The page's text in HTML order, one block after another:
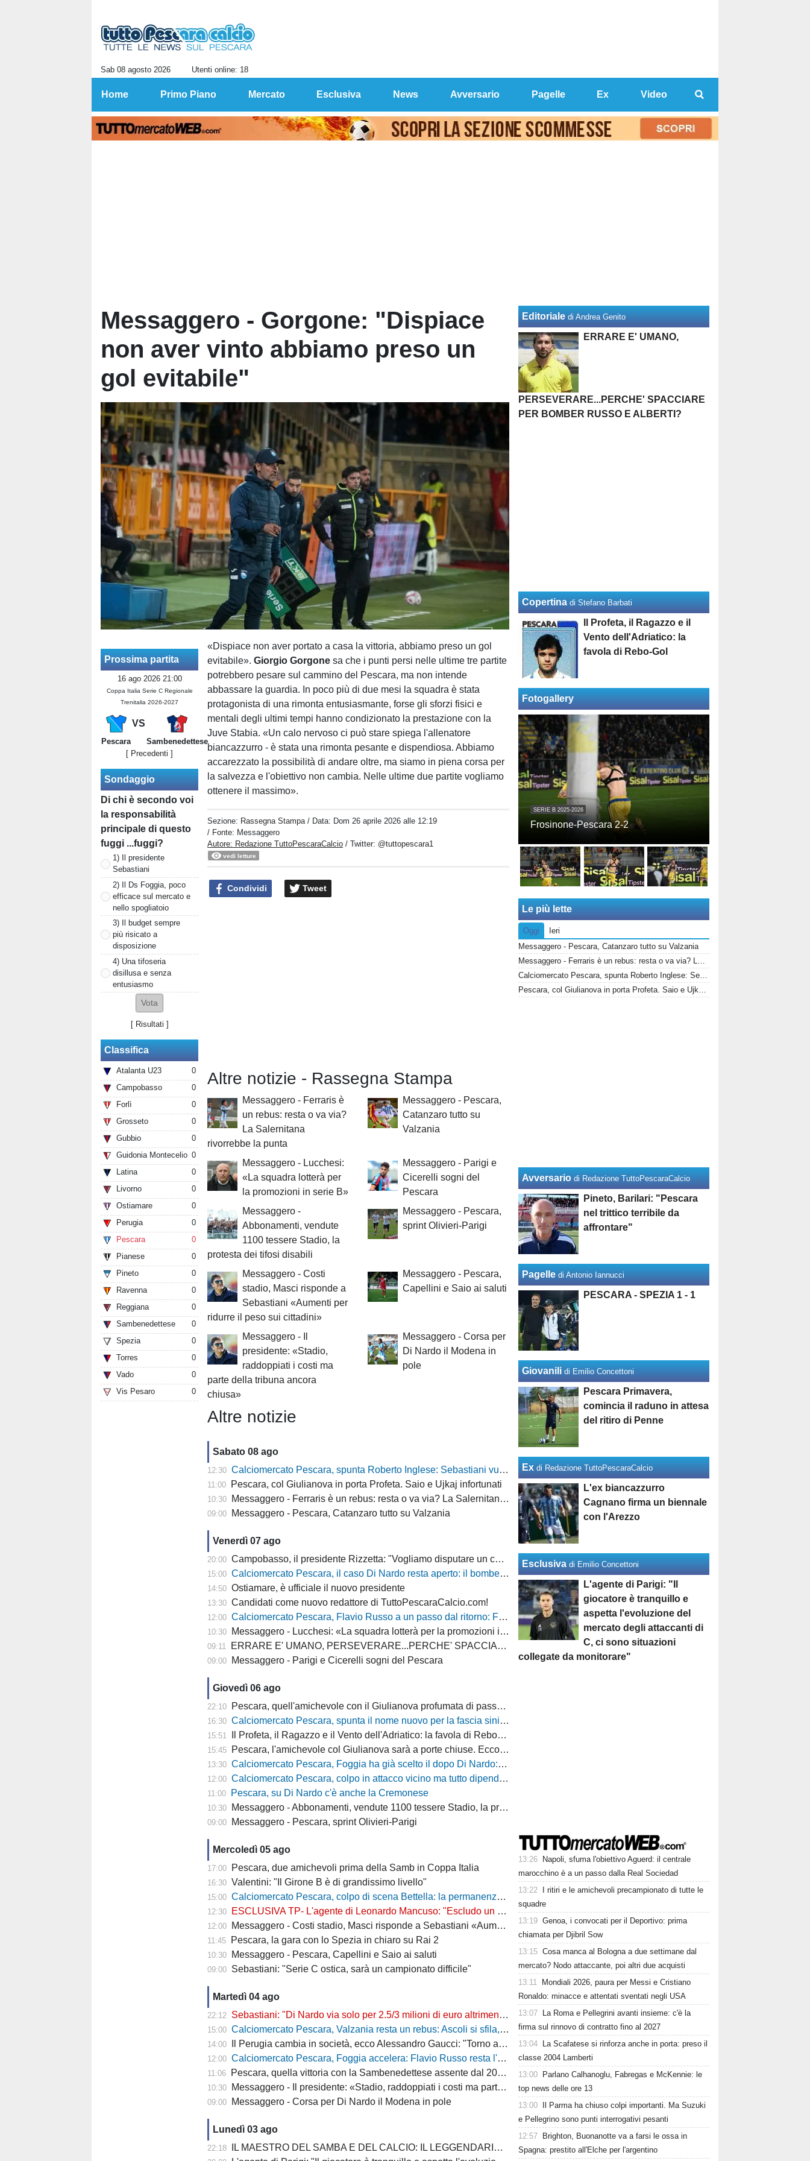
Sab 08 agosto 2026 Utenti online: 18
Home Primo Piano Mercato Esclusiva News Avversario Pagelle Ex Video
Messaggero - Gorgone: "Dispiace
non aver vinto abbiamo preso un
gol evitabile"
Prossima partita
16 ago 2026 21:00
Coppa Italia Serie C Regionale
Trenitalia 2026-2027
VS
Pescara
Sambenedettese
[ Precedenti ]
Sondaggio
Di chi è secondo voi
la responsabilità
principale di questo
fuggi ...fuggi?
1) Il presidente
Sebastiani
2) Il Ds Foggia, poco
efficace sul mercato e
nello spogliatoio
3) Il budget sempre
più risicato a
disposizione
4) Una tifoseria
disillusa e senza
entusiasmo
[ Risultati ]
Classifica
Atalanta U23
0
Campobasso
0
Forlì
0
Grosseto
0
Gubbio
0
Guidonia Montecelio 0
Latina
0
Livorno
0
Ostiamare
0
Perugia
0
Pescara
0
Pianese
0
Pineto
0
Ravenna
0
Reggiana
0
Sambenedettese
0
Spezia
0
Torres
0
Vado
0
Vis Pesaro
0
«Dispiace non aver portato a casa la vittoria, abbiamo preso un gol
evitabile».Giorgio Gorgone sa che i punti persi nelle ultime tre partite
potrebbero pesare sul cammino del Pescara, ma non intende
abbassare la guardia. In poco più di due mesi la squadra è stata
protagonista di una rimonta entusiasmante, forse gli sforzi fisici e
mentali degli ultimi tempi hanno condizionato la prestazione con la
Juve Stabia. «Un calo nervoso ci può stare spiega l'allenatore
biancazzurro - è stata una rimonta pesante e dispendiosa. Abbiamo
accarezzato la possibilità di andare oltre, ma siamo in piena corsa per
la salvezza e l'obiettivo non cambia. Nelle ultime due partite vogliamo
ottenere il massimo».
Sezione: Rassegna Stampa / Data: Dom 26 aprile 2026 alle 12:19
/ Fonte: Messaggero
Autore: Redazione TuttoPescaraCalcio / Twitter: @tuttopescara1
vedi letture
Condividi Tweet
Altre notizie - Rassegna Stampa
Messaggero - Ferraris è
un rebus: resta o va via?
La Salernitana
rivorrebbe la punta
Messaggero - Pescara,
Catanzaro tutto su
Valzania
Messaggero - Lucchesi:
«La squadra lotterà per
la promozioni in serie B»
Messaggero - Parigi e
Cicerelli sogni del
Pescara
Messaggero -
Abbonamenti, vendute
1100 tessere Stadio, la
protesta dei tifosi disabili
Messaggero - Pescara,
sprint Olivieri-Parigi
Messaggero - Costi
stadio, Masci risponde a
Sebastiani «Aumenti per
ridurre il peso sui cittadini»
Messaggero - Pescara,
Capellini e Saio ai saluti
Messaggero - Il
presidente: «Stadio,
raddoppiati i costi ma
parte della tribuna ancora
chiusa»
Messaggero - Corsa per
Di Nardo il Modena in
pole
Altre notizie
Sabato 08 ago
12:30 Calciomercato Pescara, spunta Roberto Inglese: Sebastiani vuole il bomber d’esperienza
11:00 Pescara, col Giulianova in porta Profeta. Saio e Ujkaj infortunati
10:30 Messaggero - Ferraris è un rebus: resta o va via? La Salernitana rivorrebbe la punta
09:00 Messaggero - Pescara, Catanzaro tutto su Valzania
Venerdì 07 ago
20:00 Campobasso, il presidente Rizzetta: "Vogliamo disputare un campionato di vertice"
15:00 Calciomercato Pescara, il caso Di Nardo resta aperto: il bomber può anche restare in biancazzurro
14:50 Ostiamare, è ufficiale il nuovo presidente
13:30 Candidati come nuovo redattore di TuttoPescaraCalcio.com!
12:00 Calciomercato Pescara, Flavio Russo a un passo dal ritorno: Foggia accelera, il Sassuolo prepara il via libera
10:30 Messaggero - Lucchesi: «La squadra lotterà per la promozioni in serie B»
09:11 ERRARE E' UMANO, PERSEVERARE...PERCHE' SPACCIARE PER BOMBER RUSSO E ALBERTI?
09:00 Messaggero - Parigi e Cicerelli sogni del Pescara
Giovedì 06 ago
22:10 Pescara, quell'amichevole con il Giulianova profumata di passato
16:30 Calciomercato Pescara, spunta il nome nuovo per la fascia sinistra
15:51 Il Profeta, il Ragazzo e il Vento dell'Adriatico: la favola di Rebo-Gol
15:45 Pescara, l'amichevole col Giulianova sarà a porte chiuse. Ecco anche il nuovo orario
13:30 Calciomercato Pescara, Foggia ha già scelto il dopo Di Nardo: c'è un nome in cima alla lista
12:00 Calciomercato Pescara, colpo in attacco vicino ma tutto dipende da Di Nardo: il Frosinone si chiama fuori?
11:00 Pescara, su Di Nardo c'è anche la Cremonese
10:30 Messaggero - Abbonamenti, vendute 1100 tessere Stadio, la protesta dei tifosi disabili
09:00 Messaggero - Pescara, sprint Olivieri-Parigi
Mercoledì 05 ago
17:00 Pescara, due amichevoli prima della Samb in Coppa Italia
16:30 Valentini: "Il Girone B è di grandissimo livello"
15:00 Calciomercato Pescara, colpo di scena Bettella: la permanenza non è più un'ipotesi, ecco cosa sta succedendo
12:30 ESCLUSIVA TP- L'agente di Leonardo Mancuso: "Escludo un suo ritorno a Pescara, vuole rimanere in B"
12:00 Messaggero - Costi stadio, Masci risponde a Sebastiani «Aumenti per ridurre il peso sui cittadini»
11:45 Pescara, la gara con lo Spezia in chiaro su Rai 2
10:30 Messaggero - Pescara, Capellini e Saio ai saluti
09:00 Sebastiani: "Serie C ostica, sarà un campionato difficile"
Martedì 04 ago
22:12 Sebastiani: "Di Nardo via solo per 2.5/3 milioni di euro altrimenti resta a Pescara"
15:00 Calciomercato Pescara, Valzania resta un rebus: Ascoli si sfila, il Catanzaro osserva
14:00 Il Perugia cambia in società, ecco Alessandro Gaucci: "Torno a casa, ecco chi è il nuovo allenatore"
12:00 Calciomercato Pescara, Foggia accelera: Flavio Russo resta l'obiettivo, ma cresce la concorrenza
11:06 Pescara, quella vittoria con la Sambenedettese assente dal 2007-08
10:30 Messaggero - Il presidente: «Stadio, raddoppiati i costi ma parte della tribuna ancora chiusa»
09:00 Messaggero - Corsa per Di Nardo il Modena in pole
Lunedì 03 ago
22:18 IL MAESTRO DEL SAMBA E DEL CALCIO: IL LEGGENDARIO PESCARA DI LEO JÚNIOR
Editoriale di Andrea Genito
ERRARE E' UMANO,
PERSEVERARE...PERCHE' SPACCIARE
PER BOMBER RUSSO E ALBERTI?
Copertina di Stefano Barbati
Il Profeta, il Ragazzo e il
Vento dell'Adriatico: la
favola di Rebo-Gol
Fotogallery
SERIE B 2025-2026
Frosinone-Pescara 2-2
Le più lette
Oggi
Ieri
Messaggero - Pescara, Catanzaro tutto su Valzania
Messaggero - Ferraris è un rebus: resta o va via? La Salernitana rivorrebbe la punta
Calciomercato Pescara, spunta Roberto Inglese: Sebastiani vuole il bomber d’esperienza
Pescara, col Giulianova in porta Profeta. Saio e Ujkaj infortunati
Avversario di Redazione TuttoPescaraCalcio
Pineto, Barilari: "Pescara
nel trittico terribile da
affrontare"
Pagelle di Antonio Iannucci
PESCARA - SPEZIA 1 - 1
Giovanili di Emilio Concettoni
Pescara Primavera,
comincia il raduno in attesa
del ritiro di Penne
Ex di Redazione TuttoPescaraCalcio
L'ex biancazzurro
Cagnano firma un biennale
con l'Arezzo
Esclusiva di Emilio Concettoni
L'agente di Parigi: "Il
giocatore è tranquillo e
aspetta l'evoluzione del
mercato degli attaccanti di
C, ci sono situazioni
collegate da monitorare"
13:26
Napoli, sfuma l'obiettivo Aguerd: il centrale
marocchino è a un passo dalla Real Sociedad
13:22
I ritiri e le amichevoli precampionato di tutte le
squadre
13:19 Genoa, i convocati per il Deportivo: prima
chiamata per Djibril Sow
13:15 Cosa manca al Bologna a due settimane dal
mercato? Nodo attaccante, poi altri due acquisti
13:11
Mondiali 2026, paura per Messi e Cristiano
Ronaldo: minacce e attentati sventati negli USA
13:07
La Roma e Pellegrini avanti insieme: c'è la
firma sul rinnovo di contratto fino al 2027
13:04
La Scafatese si rinforza anche in porta: preso il
classe 2004 Lamberti
13:00
Parlano Calhanoglu, Fabregas e McKennie: le
top news delle ore 13
13:00
Il Parma ha chiuso colpi importanti. Ma Suzuki
e Pellegrino sono punti interrogativi pesanti
12:57
Brighton, Buonanotte va a farsi le ossa in
Spagna: prestito all'Elche per l'argentino